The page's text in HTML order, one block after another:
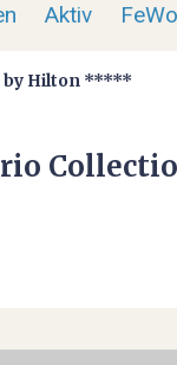
MOTORRAD
Aktiv FeWo
by Hilton *****